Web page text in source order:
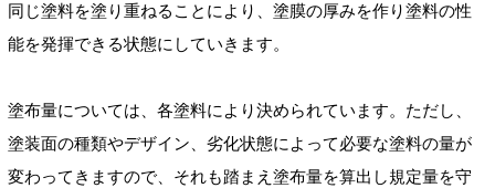
同じ塗料を塗り重ねることにより、塗膜の厚みを作り塗料の性
能を発揮できる状態にしていきます。
塗布量については、各塗料により決められています。 ただし、
塗装面の種類やデザイン、劣化状態によって必要な塗料の量が
変わってきますので、それも踏まえ塗布量を算出し規定量を守